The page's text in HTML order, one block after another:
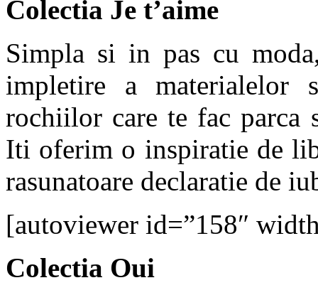
Colectia Je t’aime
Simpla si in pas cu
impletire a materialelor
rochiilor care te fac parca
Iti oferim o inspiratie de
rasunatoare declaratie de
[autoviewer id=”158″
Colectia Oui